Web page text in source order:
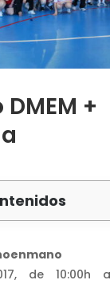
+
de 10:00h